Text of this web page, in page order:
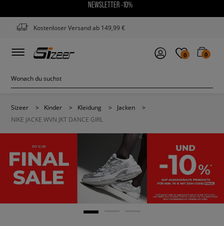
NEWSLETTER -10%
Kostenloser Versand ab 149,99 €
0 0
Sizeer > Kinder > Kleidung > Jacken
>
NIKE JACKE WVN JKT DANCE GIRL